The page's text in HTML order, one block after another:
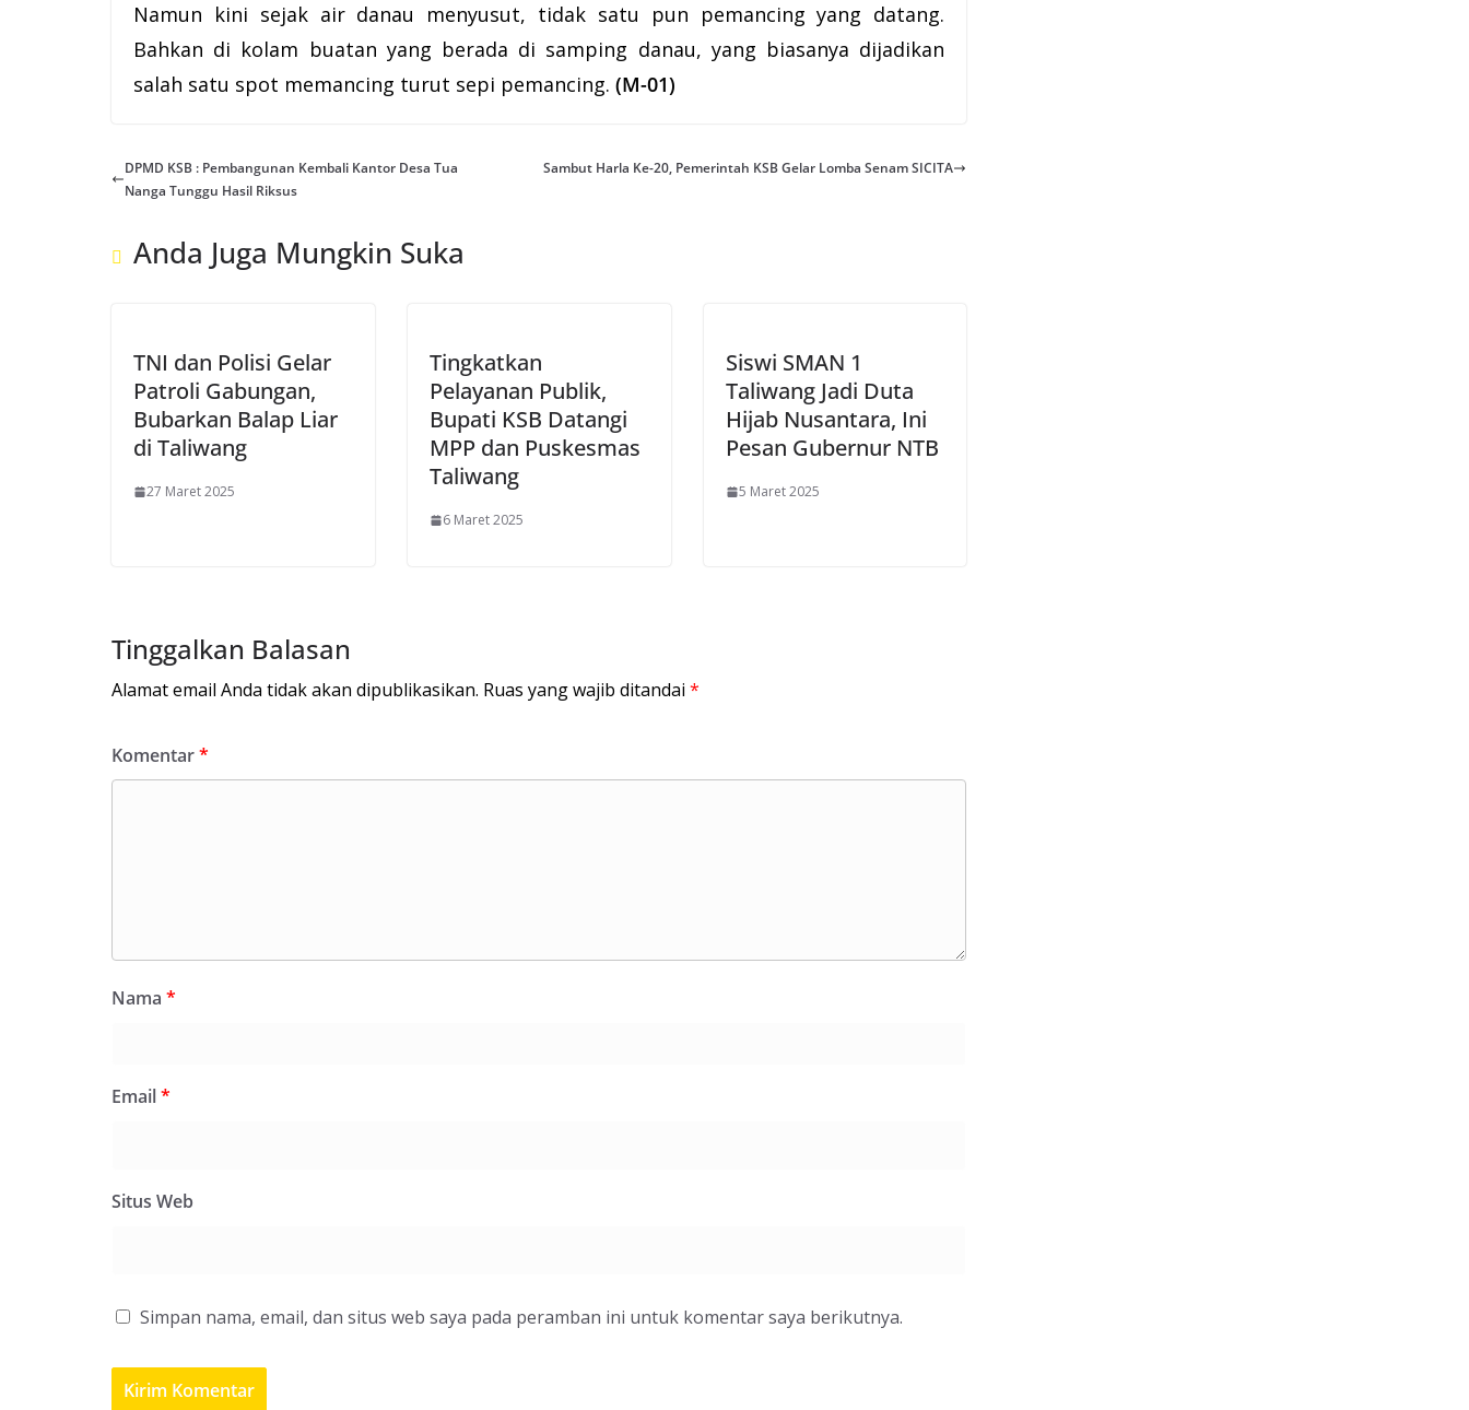
Namun kini sejak air danau menyusut, tidak satu pun pemancing yang datang.
Bahkan di kolam buatan yang berada di samping danau, yang biasanya dijadikan
salah satu spot memancing turut sepi pemancing. (M-01)
DPMD KSB : Pembangunan Kembali Kantor Desa Tua
Nanga Tunggu Hasil Riksus
Sambut Harla Ke-20, Pemerintah KSB Gelar Lomba Senam SICITA
Anda Juga Mungkin Suka
TNI dan Polisi Gelar
Patroli Gabungan,
Bubarkan Balap Liar
di Taliwang
27 Maret 2025
Tingkatkan
Pelayanan Publik,
Bupati KSB Datangi
MPP dan Puskesmas
Taliwang
6 Maret 2025
Siswi SMAN 1
Taliwang Jadi Duta
Hijab Nusantara, Ini
Pesan Gubernur NTB
5 Maret 2025
Tinggalkan Balasan
Alamat email Anda tidak akan dipublikasikan. Ruas yang wajib ditandai *
Komentar*
Nama *
Email*
Situs Web
Simpan nama, email, dan situs web saya pada peramban ini untuk komentar saya berikutnya.